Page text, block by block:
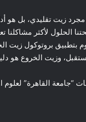
زيت تقليدي، بل هو
الحلول لأكثر
بتطبيق بروتوكول
وزيت الخروع هو
“جامعة القاهرة” لعلوم